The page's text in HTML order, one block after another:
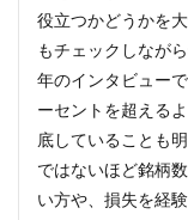
役立つかどうかを
もチェックしなが
年のインタビュー
ーセントを超える
底していることも
ではないほど銘柄
い方や、損失を経